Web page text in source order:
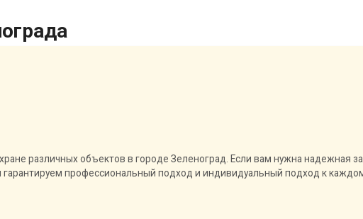
различных объектов в городе Зеленоград. Если вам нужна надежная
профессиональный подход и индивидуальный подход к